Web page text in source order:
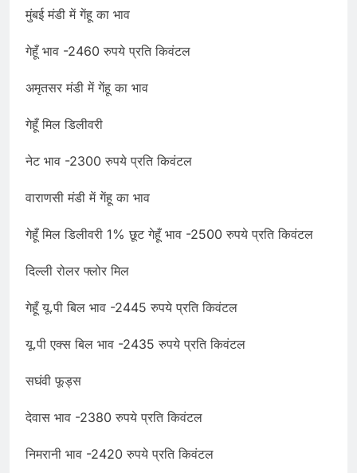
मुंबई मंडी में गेंहू का भाव
गेहूँ भाव -2460 रुपये प्रति किवंटल
अमृतसर मंडी में गेंहू का भाव
गेहूँ मिल डिलीवरी
नेट भाव -2300 रुपये प्रति किवंटल
वाराणसी मंडी में गेंहू का भाव
गेहूँ मिल डिलीवरी 1% छूट गेहूँ भाव -2500 रुपये प्रति किवंटल
दिल्ली रोलर फ्लोर मिल
गेहूँ यू.पी बिल भाव -2445 रुपये प्रति किवंटल
यू.पी एक्स बिल भाव -2435 रुपये प्रति किवंटल
सघंवी फूड्स
देवास भाव -2380 रुपये प्रति किवंटल
निमरानी भाव -2420 रुपये प्रति किवंटल